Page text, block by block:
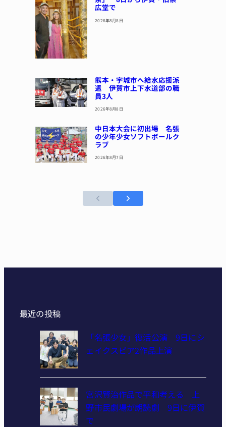
広堂で
2026年8月8日
熊本・宇城市へ給水応援派
遣 伊賀市上下水道部の職
員3人
2026年8月8日
中日本大会に初出場 名張
の少年少女ソフトボールク
ラブ
2026年8月7日
最近の投稿
「名張少女」復活公演 9日にシ
ェイクスピア2作品上演
宮沢賢治作品で平和考える 上
野市民劇場が朗読劇 9日に伊賀
で